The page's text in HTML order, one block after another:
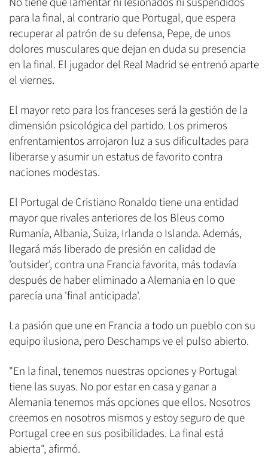
para la final, al contrario que Portugal, que espera
recuperar al patrón de su defensa, Pepe, de unos
dolores musculares que dejan en duda su presencia
en la final. El jugador del Real Madrid se entrenó aparte
el viernes.
El mayor reto para los franceses será la gestión de la
dimensión psicológica del partido. Los primeros
enfrentamientos arrojaron luz a sus dificultades para
liberarse y asumir un estatus de favorito contra
naciones modestas.
El Portugal de Cristiano Ronaldo tiene una entidad
mayor que rivales anteriores de los Bleus como
Rumanía, Albania, Suiza, Irlanda o Islanda. Además,
llegará más liberado de presión en calidad de
'outsider', contra una Francia favorita, más todavía
después de haber eliminado a Alemania en lo que
parecía una 'final anticipada'.
La pasión que une en Francia a todo un pueblo con su
equipo ilusiona, pero Deschamps ve el pulso abierto.
"En la final, tenemos nuestras opciones y Portugal
tiene las suyas. No por estar en casa y ganar a
Alemania tenemos más opciones que ellos. Nosotros
creemos en nosotros mismos y estoy seguro de que
Portugal cree en sus posibilidades. La final está
abierta", afirmó.